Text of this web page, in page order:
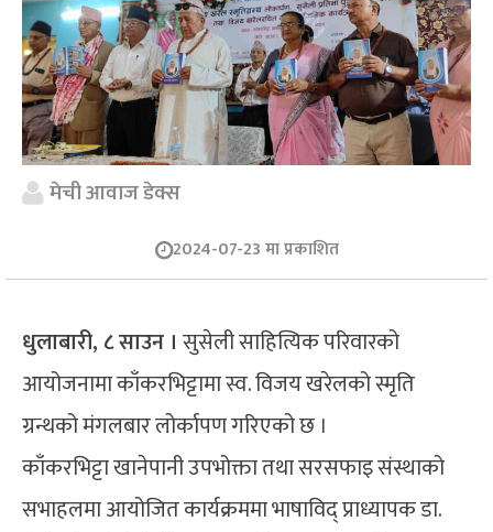
मेची आवाज डेक्स
2024-07-23 मा प्रकाशित
धुलाबारी, ८ साउन । सुसेली साहित्यिक परिवारको
आयोजनामा काँकरभिट्टामा स्व. विजय खरेलको स्मृति
ग्रन्थको मंगलबार लोर्कापण गरिएको छ ।
काँकरभिट्टा खानेपानी उपभोक्ता तथा सरसफाइ संस्थाको
सभाहलमा आयोजित कार्यक्रममा भाषाविद् प्राध्यापक डा.